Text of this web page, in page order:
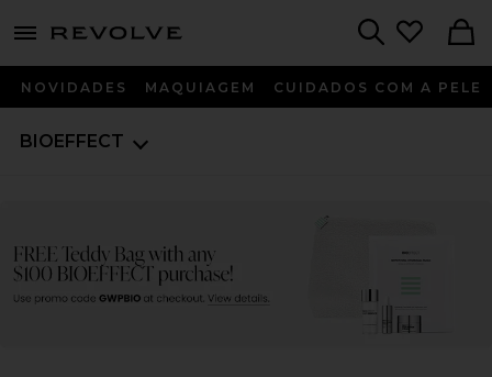
menu - shows more content
NOVIDADES MAQUIAGEM CUIDADOS COM A PELE
BIOEFFECT